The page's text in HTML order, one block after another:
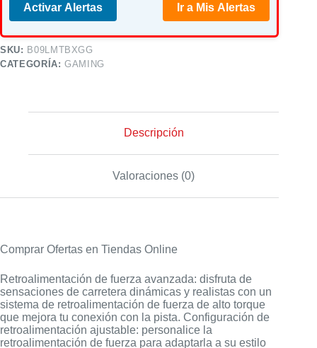
Activar Alertas Ir a Mis Alertas
SKU: B09LMTBXGG
CATEGORÍA:GAMING
Descripción
Valoraciones (0)
Comprar Ofertas en Tiendas Online
Retroalimentación de fuerza avanzada: disfruta de
sensaciones de carretera dinámicas y realistas con un
sistema de retroalimentación de fuerza de alto torque
que mejora tu conexión con la pista. Configuración de
retroalimentación ajustable: personalice la
retroalimentación de fuerza para adaptarla a su estilo